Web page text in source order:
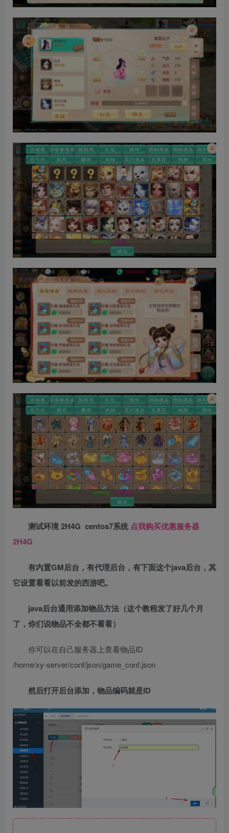
测试环境 2H4G centos7系统 点我购买优惠服务器
2H4G
有内置GM后台，有代理后台，有下面这个java后台，其
它设置看看以前发的西游吧。
java后台通用添加物品方法（这个教程发了好几个月
了，你们说物品不全都不看看）
你可以在自己服务器上查看物品ID
/home/xy-server/conf/json/game_conf.json
然后打开后台添加，物品编码就是ID